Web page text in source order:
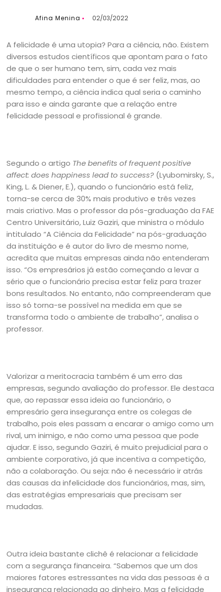
Afina Menina 02/03/2022
A felicidade é uma utopia? Para a ciência, não. Existem
diversos estudos científicos que apontam para o fato
de que o ser humano tem, sim, cada vez mais
dificuldades para entender o que é ser feliz, mas, ao
mesmo tempo, a ciência indica qual seria o caminho
para isso e ainda garante que a relação entre
felicidade pessoal e profissional é grande.
Segundo o artigo The benefits of frequent positive
affect: does happiness lead to success? (Lyubomirsky, S.,
King, L. & Diener, E.), quando o funcionário está feliz,
torna-se cerca de 30% mais produtivo e três vezes
mais criativo. Mas o professor da pós-graduação da FAE
Centro Universitário, Luiz Gaziri, que ministra o módulo
intitulado “A Ciência da Felicidade” na pós-graduação
da instituição e é autor do livro de mesmo nome,
acredita que muitas empresas ainda não entenderam
isso. “Os empresários já estão começando a levar a
sério que o funcionário precisa estar feliz para trazer
bons resultados. No entanto, não compreenderam que
isso só torna-se possível na medida em que se
transforma todo o ambiente de trabalho”, analisa o
professor.
Valorizar a meritocracia também é um erro das
empresas, segundo avaliação do professor. Ele destaca
que, ao repassar essa ideia ao funcionário, o
empresário gera insegurança entre os colegas de
trabalho, pois eles passam a encarar o amigo como um
rival, um inimigo, e não como uma pessoa que pode
ajudar. E isso, segundo Gaziri, é muito prejudicial para o
ambiente corporativo, já que incentiva a competição,
não a colaboração. Ou seja: não é necessário ir atrás
das causas da infelicidade dos funcionários, mas, sim,
das estratégias empresariais que precisam ser
mudadas.
Outra ideia bastante clichê é relacionar a felicidade
com a segurança financeira. “Sabemos que um dos
maiores fatores estressantes na vida das pessoas é a
insegurança relacionada ao dinheiro. Mas a felicidade